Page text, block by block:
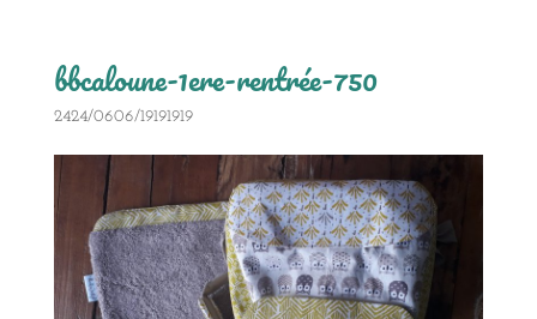
bbcaloune-1ere-rentrée-750
2424/0606/19191919